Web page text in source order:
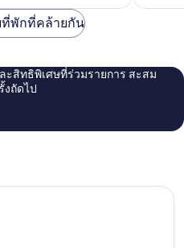
ที่พักที่คล้ายกัน
ะสิทธิพิเศษที่ร่วมรายการ สะสม
งถัดไป